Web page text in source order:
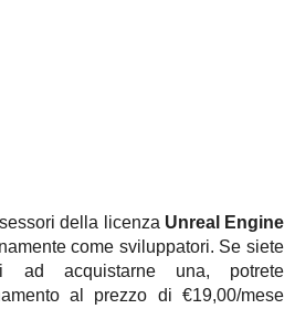
della licenza Unreal Engine
come sviluppatori. Se siete
ad acquistarne una, potrete
al prezzo di €19,00/mese